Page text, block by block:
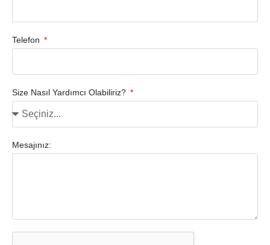
Telefon
Size Nasıl Yardımcı Olabiliriz?
Mesajınız: